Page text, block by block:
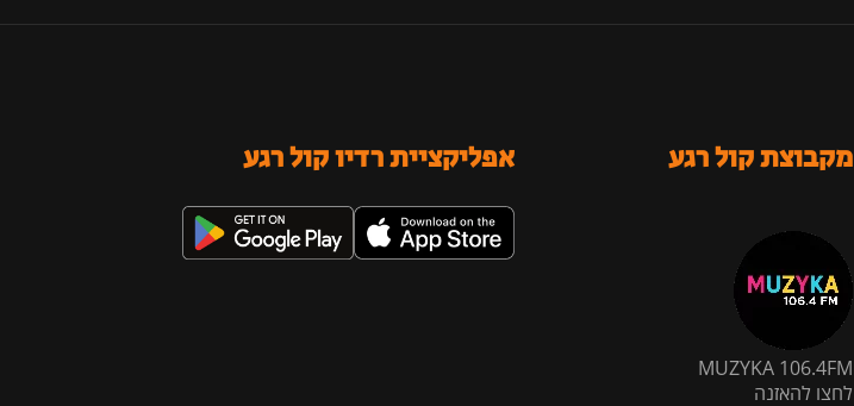
מקבוצת קול רגע
MUZYKA 106.4FM
לחצו להאזנה
אפליקציית רדיו קול רגע